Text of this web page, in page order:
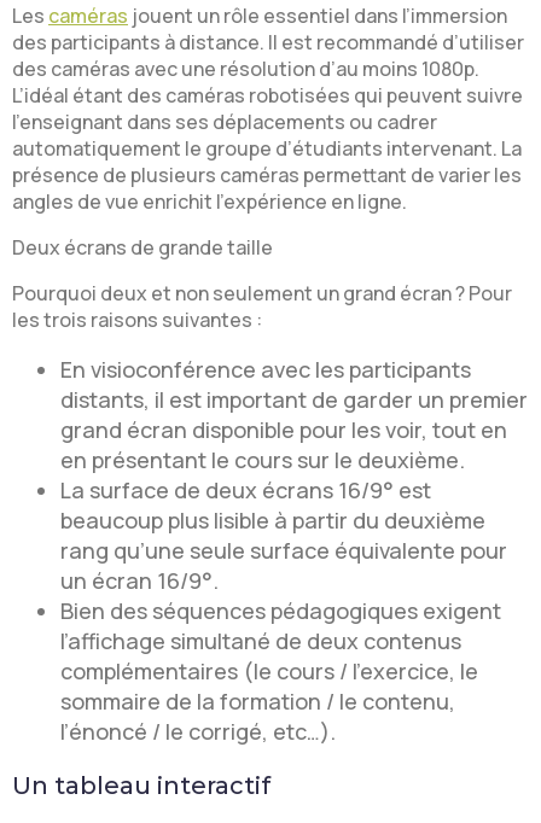
Les caméras jouent un rôle essentiel dans l’immersion
des participants à distance. Il est recommandé d’utiliser
des caméras avec une résolution d’au moins 1080p.
L’idéal étant des caméras robotisées qui peuvent suivre
l’enseignant dans ses déplacements ou cadrer
automatiquement le groupe d’étudiants intervenant. La
présence de plusieurs caméras permettant de varier les
angles de vue enrichit l’expérience en ligne.
Deux écrans de grande taille
Pourquoi deux et non seulement un grand écran ? Pour
les trois raisons suivantes :
En visioconférence avec les participants
distants, il est important de garder un premier
grand écran disponible pour les voir, tout en
en présentant le cours sur le deuxième.
La surface de deux écrans 16/9° est
beaucoup plus lisible à partir du deuxième
rang qu’une seule surface équivalente pour
un écran 16/9°.
Bien des séquences pédagogiques exigent
l’affichage simultané de deux contenus
complémentaires (le cours / l’exercice, le
sommaire de la formation / le contenu,
l’énoncé / le corrigé, etc…).
Un tableau interactif